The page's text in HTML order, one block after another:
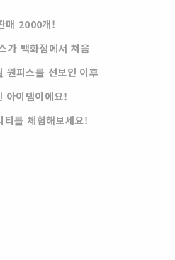
매 2000개!
가 백화점에서 처음
원피스를 선보인 이후
아이템이에요!
티를 체험해보세요!